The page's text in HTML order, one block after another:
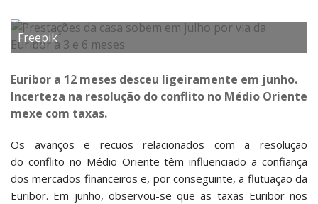
Freepik
Euribor a 12 meses desceu ligeiramente em junho.
Incerteza na resolução do conflito no Médio Oriente
mexe com taxas.
Os avanços e recuos relacionados com a resolução
do conflito no Médio Oriente têm influenciado a confiança
dos mercados financeiros e, por conseguinte, a flutuação da
Euribor. Em junho, observou-se que as taxas Euribor nos